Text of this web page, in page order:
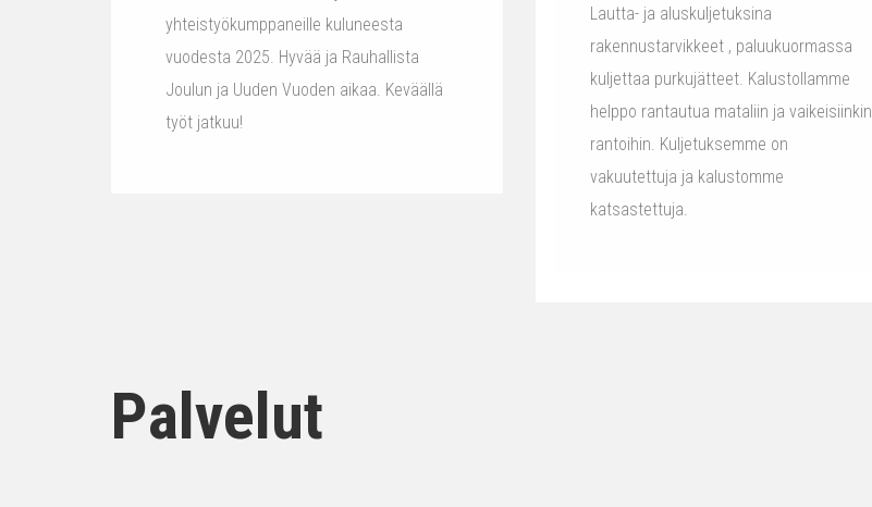
yhteistyökumppaneille kuluneesta
vuodesta 2025. Hyvää ja Rauhallista
Joulun ja Uuden Vuoden aikaa. Keväällä
työt jatkuu!
Lautta- ja aluskuljetuksina
rakennustarvikkeet , paluukuormassa
kuljettaa purkujätteet. Kalustollamme
helppo rantautua mataliin ja vaikeisiinkin
rantoihin. Kuljetuksemme on
vakuutettuja ja kalustomme
katsastettuja.
Palvelut